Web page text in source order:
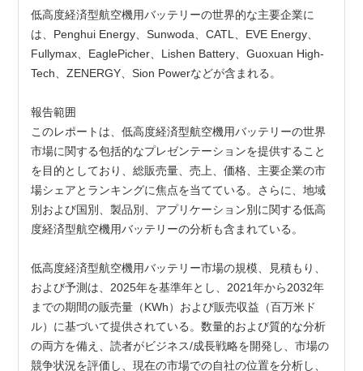
低高度経済型航空機用バッテリーの世界的な主要企業に
は、Penghui Energy、Sunwoda、CATL、EVE Energy、
Fullymax、EaglePicher、Lishen Battery、Guoxuan High-
Tech、ZENERGY、Sion Powerなどが含まれる。
報告範囲
このレポートは、低高度経済型航空機用バッテリーの世界
市場に関する包括的なプレゼンテーションを提供すること
を目的としており、総販売量、売上、価格、主要企業の市
場シェアとランキングに焦点を当てている。さらに、地域
別および国別、製品別、アプリケーション別に関する低高
度経済型航空機用バッテリーの分析も含まれている。
低高度経済型航空機用バッテリー市場の規模、見積もり、
および予測は、2025年を基準年とし、2021年から2032年
までの期間の販売量（KWh）および販売収益（百万米ド
ル）に基づいて提供されている。数量的および質的な分析
の両方を備え、読者がビジネス/成長戦略を開発し、市場の
競争状況を評価し、現在の市場での自社の位置を分析し、